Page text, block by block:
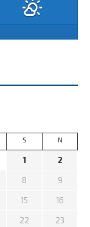
S N
1 2
8 9
15 16
22 23